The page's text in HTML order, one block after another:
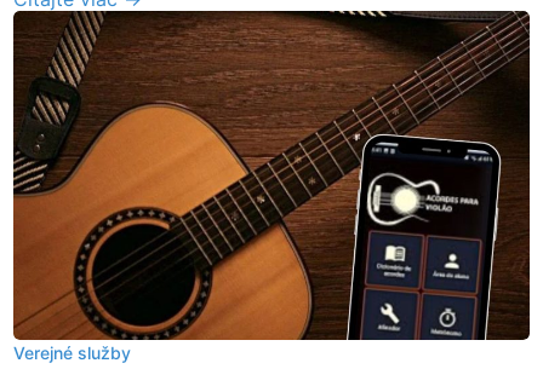
Verejné služby